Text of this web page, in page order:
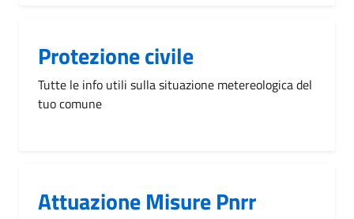
Protezione civile
Tutte le info utili sulla situazione metereologica del
tuo comune
Attuazione Misure Pnrr